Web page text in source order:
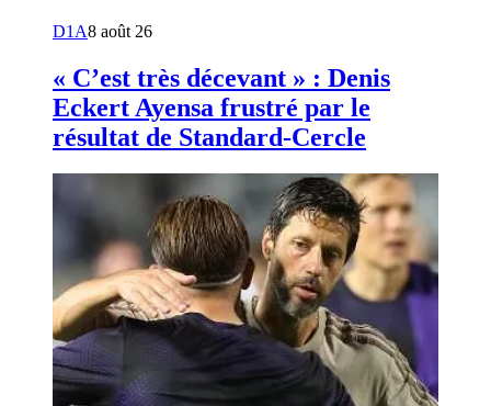
D1A8 août 26
« C’est très décevant » : Denis
Eckert Ayensa frustré par le
résultat de Standard-Cercle